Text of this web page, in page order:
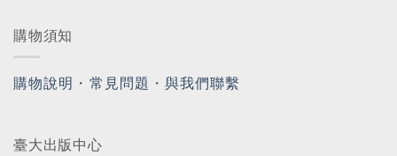
購物須知
購物說明 ・ 常見問題 ・與我們聯繫
臺大出版中心